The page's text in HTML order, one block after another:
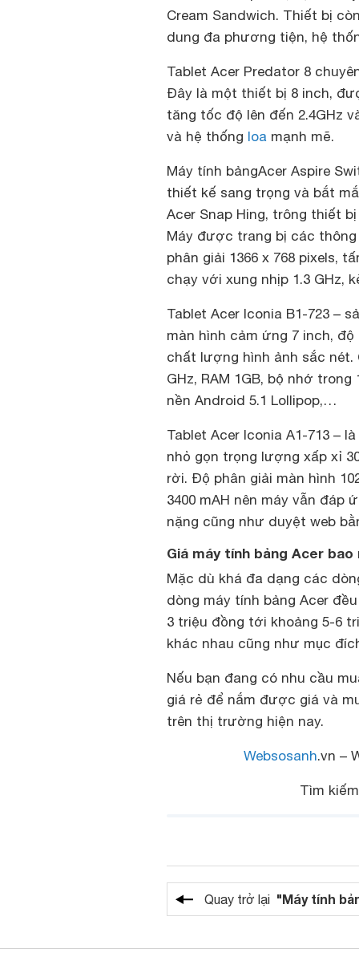
Cream Sandwich. Thiết bị
dung đa phương tiện, hệ
Tablet Acer Predator 8
Đây là một thiết bị 8 inch,
tăng tốc độ lên đến 2.4GHz
và hệ thống loa mạnh mẽ.
Máy tính bảngAcer Aspire
thiết kế sang trọng và bắt
Acer Snap Hing, trông thiết
Máy được trang bị các
phân giải 1366 x 768 pixels,
chạy với xung nhịp 1.3 GHz,
Tablet Acer Iconia B1-723 –
màn hình cảm ứng 7 inch, độ
chất lượng hình ảnh sắc nét.
GHz, RAM 1GB, bộ nhớ
nền Android 5.1 Lollipop,…
Tablet Acer Iconia A1-713 –
nhỏ gọn trọng lượng xấp xỉ
rời. Độ phân giải màn hình
3400 mAH nên máy vẫn
nặng cũng như duyệt web
Giá máy tính bảng Acer bao
Mặc dù khá đa dạng các
dòng máy tính bảng Acer
3 triệu đồng tới khoảng 5-6
khác nhau cũng như mục
Nếu bạn đang có nhu cầu
giá rẻ để nắm được giá và
trên thị trường hiện nay.
Websosanh.vn –
Tìm
Quay trở lại "Máy tính